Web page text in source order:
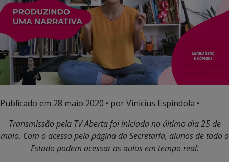
Publicado em 28 maio 2020 • por Vinícius Espíndola •
Transmissão pela TV Aberta foi iniciada no último dia 25 de
maio. Com o acesso pela página da Secretaria, alunos de todo o
Estado podem acessar as aulas em tempo real.